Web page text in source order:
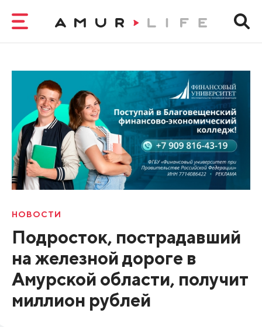
НОВОСТИ
Подросток, пострадавший
на железной дороге в
Амурской области, получит
миллион рублей